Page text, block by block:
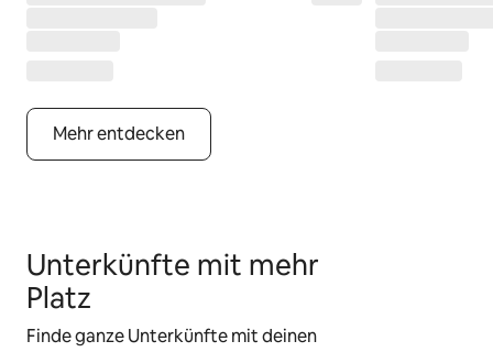
Mehr entdecken
Unterkünfte mit mehr
Platz
Finde ganze Unterkünfte mit deinen